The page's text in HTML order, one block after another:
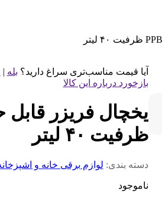
آیا قیمت مناسب‌تری سراغ دارید؟ بله |
بازخورد درباره این کالا
ظرفیت ۴۰ لیتر
دسته بندی: لوازم برقی خانه و
ناموجود